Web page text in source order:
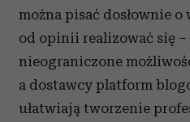
można pisać dosłownie
od opinii realizować się –
nieograniczone
a dostawcy platform
ułatwiają tworzenie